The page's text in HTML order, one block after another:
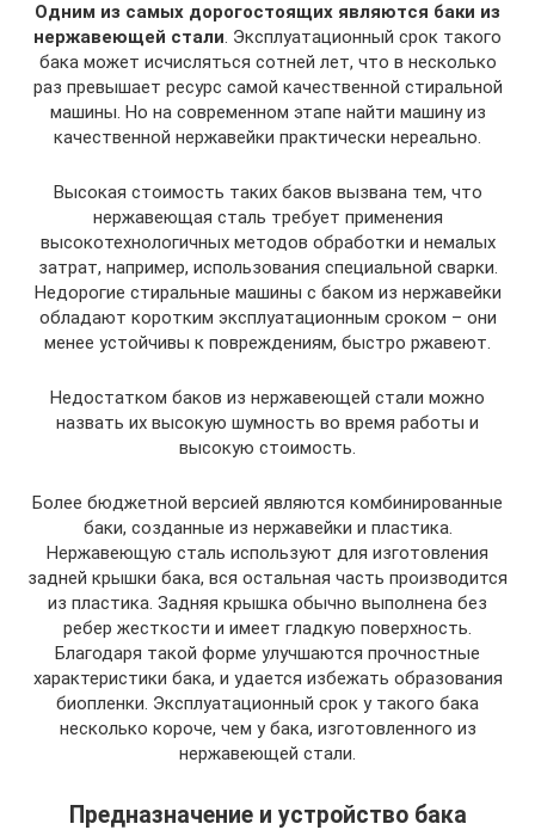
Одним из самых дорогостоящих являются баки из
нержавеющей стали. Эксплуатационный срок такого
бака может исчисляться сотней лет, что в несколько
раз превышает ресурс самой качественной стиральной
машины. Но на современном этапе найти машину из
качественной нержавейки практически нереально.
Высокая стоимость таких баков вызвана тем, что
нержавеющая сталь требует применения
высокотехнологичных методов обработки и немалых
затрат, например, использования специальной сварки.
Недорогие стиральные машины с баком из нержавейки
обладают коротким эксплуатационным сроком – они
менее устойчивы к повреждениям, быстро ржавеют.
Недостатком баков из нержавеющей стали можно
назвать их высокую шумность во время работы и
высокую стоимость.
Более бюджетной версией являются комбинированные
баки, созданные из нержавейки и пластика.
Нержавеющую сталь используют для изготовления
задней крышки бака, вся остальная часть производится
из пластика. Задняя крышка обычно выполнена без
ребер жесткости и имеет гладкую поверхность.
Благодаря такой форме улучшаются прочностные
характеристики бака, и удается избежать образования
биопленки. Эксплуатационный срок у такого бака
несколько короче, чем у бака, изготовленного из
нержавеющей стали.
Предназначение и устройство бака